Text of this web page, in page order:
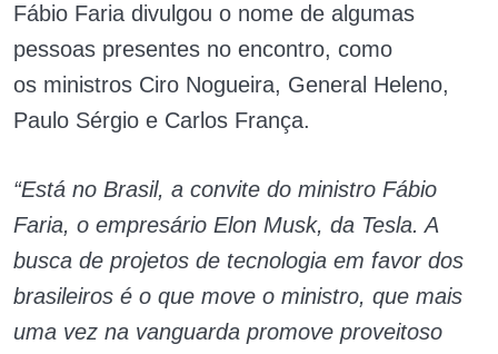
Fábio Faria divulgou o nome de algumas
pessoas presentes no encontro, como
os ministros Ciro Nogueira, General Heleno,
Paulo Sérgio e Carlos França.
“Está no Brasil, a convite do ministro Fábio
Faria, o empresário Elon Musk, da Tesla. A
busca de projetos de tecnologia em favor dos
brasileiros é o que move o ministro, que mais
uma vez na vanguarda promove proveitoso